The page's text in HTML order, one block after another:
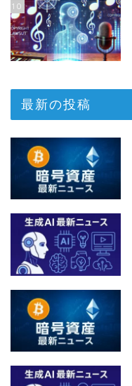
10
最新の投稿